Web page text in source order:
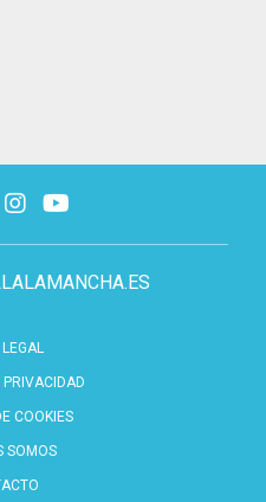
PRIVACIDAD
COOKIES
SOMOS